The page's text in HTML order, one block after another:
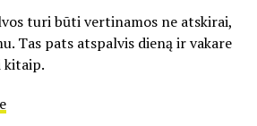
turi būti vertinamos ne atskirai,
Tas pats atspalvis dieną ir vakare
kitaip.